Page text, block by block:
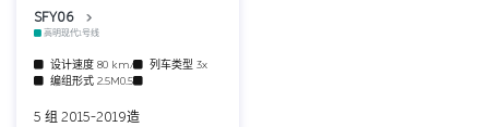
SFY06
高明现代1号线
设计速度 80 km/h 列车类型 3x
编组形式 2.5M0.5T
5 组 2015-2019造